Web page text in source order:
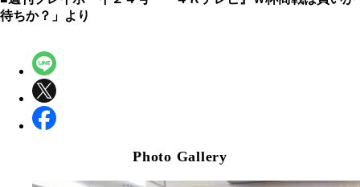
待ちか？」より
Photo Gallery